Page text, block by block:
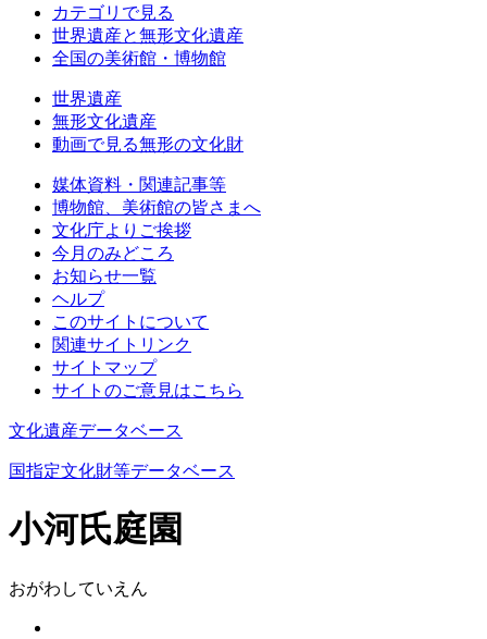
カテゴリで見る
世界遺産と無形文化遺産
全国の美術館・博物館
世界遺産
無形文化遺産
動画で見る無形の文化財
媒体資料・関連記事等
博物館、美術館の皆さまへ
文化庁よりご挨拶
今月のみどころ
お知らせ一覧
ヘルプ
このサイトについて
関連サイトリンク
サイトマップ
サイトのご意見はこちら
文化遺産データベース
国指定文化財等データベース
小河氏庭園
おがわしていえん